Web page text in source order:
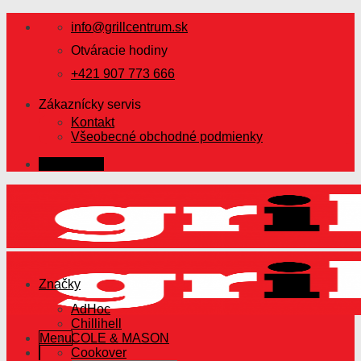
info@grillcentrum.sk
Otváracie hodiny
+421 907 773 666
Zákaznícky servis
Kontakt
Všeobecné obchodné podmienky
Menu
Značky
AdHoc
Chillihell
COLE & MASON
Cookover